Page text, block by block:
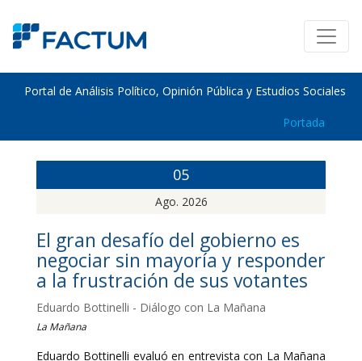
Portal de Análisis Político, Opinión Pública y Estudios Sociales
Portada
05
Ago. 2026
El gran desafío del gobierno es
negociar sin mayoría y responder
a la frustración de sus votantes
Eduardo Bottinelli - Diálogo con La Mañana
La Mañana
Eduardo Bottinelli evaluó en entrevista con La Mañana